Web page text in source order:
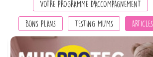
VOTRE PROGRAMME D’ACCOMPAGNEMENT
BONS PLANS TESTING MUMS ARTICLES